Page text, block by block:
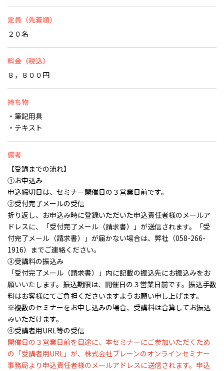
定員（先着順）
２０名
料金（税込）
８，８００円
持ち物
・筆記用具
・テキスト
備考
【受講までの流れ】
➀お申込み
申込締切日は、セミナー開催日の３営業日前です。
➁受付完了メールの受信
折り返し、お申込み時に登録いただいた申込責任者様のメールア
ドレスに、「受付完了メール（請求書）」が送信されます。「受
付完了メール（請求書）」が届かない場合は、弊社（058-266-
1916）までご連絡ください。
③受講料の振込み
「受付完了メール（請求書）」内に記載の振込先にお振込みをお
願いいたします。振込期限は、開催日の３営業日前です。振込手数
料はお客様にてご負担くださいますようお願い申し上げます。
※複数のセミナーをお申し込みの場合、受講料は合算してお振込
みいただけます。
④受講者用URL等の受信
開催日の３営業日前を目途に、本セミナーにご参加いただくため
の「受講者用URL」が、株式会社ブレーンのオンラインセミナー
事務局より申込責任者様のメールアドレスに送信されます。申込